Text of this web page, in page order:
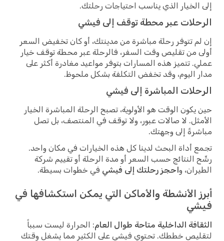
إلى الخيار الذي يناسب احتياجات رحلتك.
الرحلات عبر محطة توقف إلى فيشي
إن لم تتوفر رحلة مباشرة من مدينتك، أو كان تخفيض السعر
أولى من تقليص وقت السفر، فالرحلة عبر محطة توقف خيار
عملي. تتميز هذه المسارات بتوفر مواعيد مغادرة أكثر على
مدار اليوم، وقد تخفض التكلفة بشكل ملحوظ.
الرحلات المباشرة إلى فيشي
حين يكون الوقت هو الأولوية، تصبح الرحلة المباشرة الخيار
الأمثل. لا صالات عبور، ولا توقف في المنتصف، بل تصل
مباشرةً إلى وجهتك.
تجمع أداة البحث لدينا كل هذه الخيارات في مكان واحد.
رشّح النتائج حسب السعر أو مدة الرحلة أو تقييم شركة
الطيران، واحجز رحلتك إلى فيشي في خطوات بسيطة.
أبرز الأنشطة والأماكن التي يمكن استكشافها في
فيشي
الثقافة الداخلية متاحة طوال العام: الحرارة ليست سبباً
لتقليص خططك. تحتوي فيشي على الكثير مما يشغل وقتك